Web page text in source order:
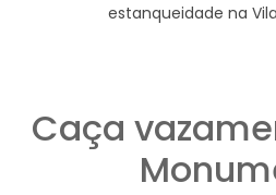
estanqueidade na
Caça